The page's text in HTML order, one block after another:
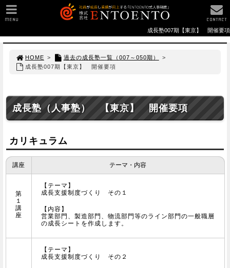
成長塾007期【東京】 開催要項
HOME > 過去の成長塾一覧（007～050期）
>
成長塾007期【東京】 開催要項
成長塾（人事塾） 【東京】 開催要項
カリキュラム
講座 テーマ・内容
第
１
講
座
【テーマ】
成長支援制度づくり その１
【内容】
営業部門、製造部門、物流部門等のライン部門の一般職層
の成長シートを作成します。
【テーマ】
成長支援制度づくり その２
MENU CONTACT